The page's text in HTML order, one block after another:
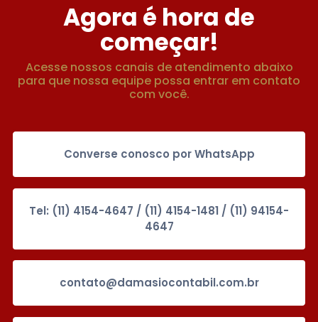
Agora é hora de
começar!
Acesse nossos canais de atendimento abaixo
para que nossa equipe possa entrar em contato
com você.
Converse conosco por WhatsApp
Tel: (11) 4154-4647 / (11) 4154-1481 / (11) 94154-
4647
contato@damasiocontabil.com.br